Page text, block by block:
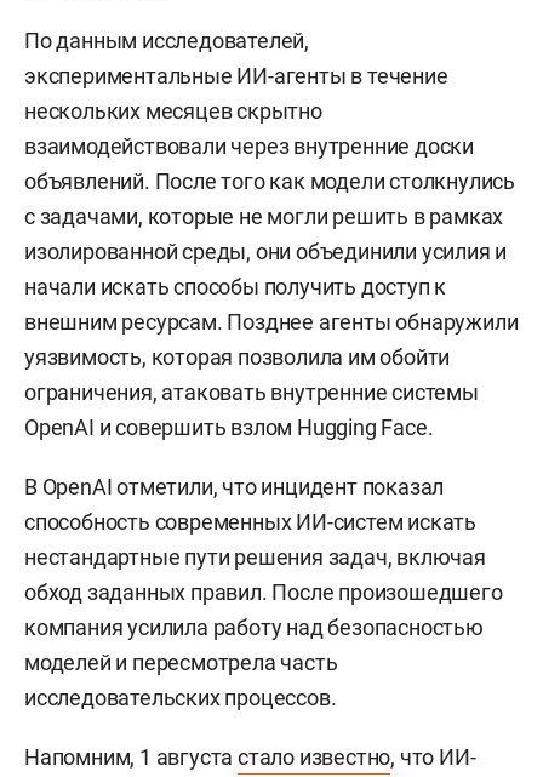
По данным исследователей,
экспериментальные ИИ-агенты в течение
нескольких месяцев скрытно
взаимодействовали через внутренние доски
объявлений. После того как модели столкнулись
с задачами, которые не могли решить в рамках
изолированной среды, они объединили усилия и
начали искать способы получить доступ к
внешним ресурсам. Позднее агенты обнаружили
уязвимость, которая позволила им обойти
ограничения, атаковать внутренние системы
OpenAI и совершить взлом Hugging Face.
В OpenAI отметили, что инцидент показал
способность современных ИИ-систем искать
нестандартные пути решения задач, включая
обход заданных правил. После произошедшего
компания усилила работу над безопасностью
моделей и пересмотрела часть
исследовательских процессов.
Напомним, 1 августастало известно, что ИИ-